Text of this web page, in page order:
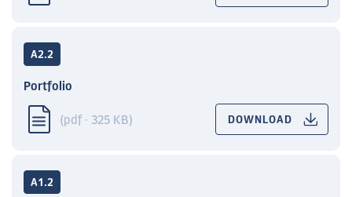
A2.2
Portfolio
(pdf · 325 KB) DOWNLOAD
A1.2